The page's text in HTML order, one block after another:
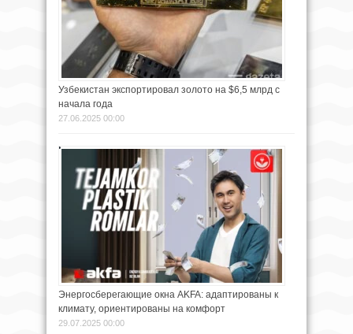
Узбекистан экспортировал золото на $6,5 млрд с
начала года
27.06.2025 00:00
Энергосберегающие окна AKFA: адаптированы к
климату, ориентированы на комфорт
29.07.2025 00:00